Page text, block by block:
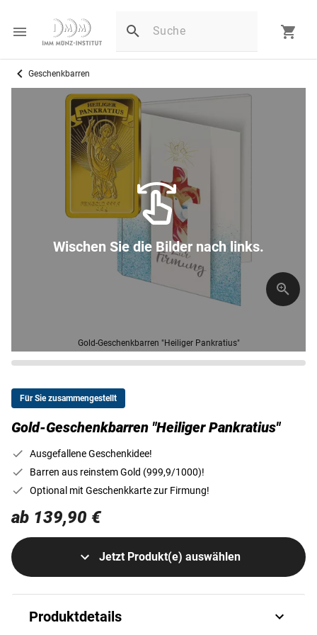
Geschenkbarren
Gold-Geschenkbarren "Heiliger Pankratius"
Wischen Sie die Bilder nach links.
Für Sie zusammengestellt
Gold-Geschenkbarren "Heiliger Pankratius"
Ausgefallene Geschenkidee!
Barren aus reinstem Gold (999,9/1000)!
Optional mit Geschenkkarte zur Firmung!
ab 139,90 €
Jetzt Produkt(e) auswählen
Produktdetails